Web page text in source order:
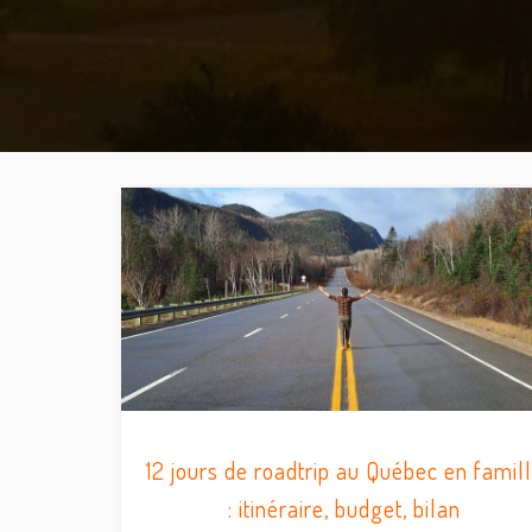
12 jours de roadtrip au Québec en
: itinéraire, budget, bilan